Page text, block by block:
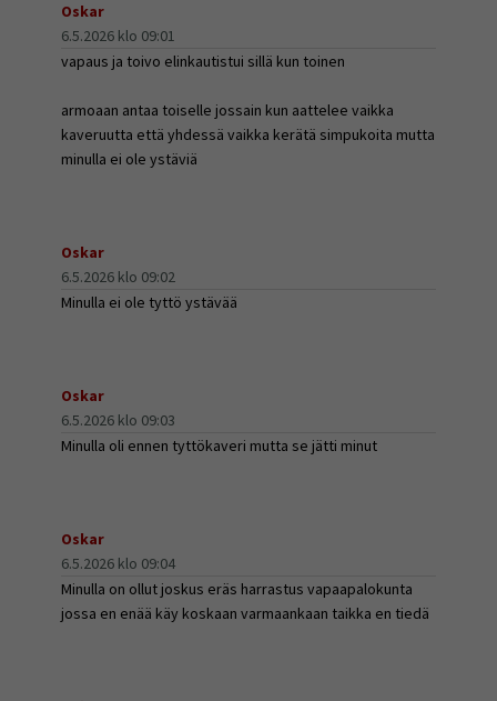
Oskar
6.5.2026 klo 09:01
vapaus ja toivo elinkautistui sillä kun toinen
armoaan antaa toiselle jossain kun aattelee vaikka
kaveruutta että yhdessä vaikka kerätä simpukoita mutta
minulla ei ole ystäviä
Oskar
6.5.2026 klo 09:02
Minulla ei ole tyttö ystävää
Oskar
6.5.2026 klo 09:03
Minulla oli ennen tyttökaveri mutta se jätti minut
Oskar
6.5.2026 klo 09:04
Minulla on ollut joskus eräs harrastus vapaapalokunta
jossa en enää käy koskaan varmaankaan taikka en tiedä